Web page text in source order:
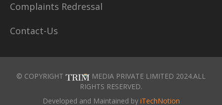
Complaints Redressal
Contact-Us
© COPYRIGHT
MEDIA PRIVATE LIMITED 2024.ALL
RIGHTS RESERVED.
Developed and Maintained by iTechNotion